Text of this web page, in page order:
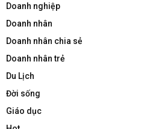
Doanh nghiệp
Doanh nhân
Doanh nhân chia sẻ
Doanh nhân trẻ
Du Lịch
Đời sống
Giáo dục